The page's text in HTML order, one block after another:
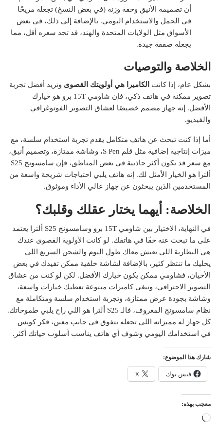
أن تصميمه الأنيق وخفة وزنه (في بعض النسخ) تجعله مريحًا
في الحمل والاستخدام اليومي. بالإضافة إلى ذلك، في بعض
الأسواق مثل الولايات المتحدة والهند، قد تجد سعره أقل، مما
يجعله صفقة جيدة.
الخلاصة والتوصيات
بشكل عام، إذا كانت الكاميرا هي أولويتك القصوى وتريد أفضل تجربة
تصوير ممكنة في هاتف ذكي، فإن شاومي 15T برو هو خيارك
الأفضل. إنه جهاز مصمم خصيصًا لعشاق التصوير الفوتوغرافي
والفيديو.
أما إذا كنت تبحث عن هاتف متكامل يقدم تجربة استخدام سلسة، مع
ميزات إنتاجية إضافية مثل قلم S Pen، وشاشة ممتازة، وتصميم أنيق،
مع سعر قد يكون أكثر جاذبية في بعض المناطق، فإن سامسونج S25
ألترا هو الخيار الأمثل لك. إنه هاتف يلبي احتياجات شريحة واسعة من
المستخدمين الذين يبحثون عن جهاز عالي الأداء وموثوق.
الخلاصة: أيهما يختار عقلك وقلبك؟
في النهاية، الاختيار بين شاومي 15T برو وسامسونج S25 ألترا يعتمد
على ما تبحث عنه حقًا في هاتفك. لو كانت الأولوية القصوى عندك
هي البطارية اللي تعيش معاك طول اليوم والشحن السريع اللي
يخليك ما تنتظر كثير، بالإضافة لشاشة خلفية ممكن تفيدك في بعض
الأحيان، فشاومي ممكن يكون خيارك الأفضل. لكن لو كنت من عشاق
التصوير الاحترافي، وتبغى كاميرات متنوعة تعطيك خيارات واسعة،
وشاشة بجودة عرض ممتازة، وتجربة استخدام سلسة ومتكاملة مع
نظام سامسونج المعروف، فالـ S25 ألترا هو اللي راح يلبي طموحاتك.
كل جهاز له مميزاته اللي تجعله يتفوق في جانب معين، فكر كويس
في استخدامك اليومي وشوف أي هاتف يناسب أسلوب حياتك أكثر.
شارك هذا الموضوع:
فيس بوك X
معجب بهذه:
جاري